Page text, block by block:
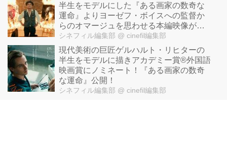
半生をモデルにした『ある画家の数奇な
運命』よりヨーゼフ・ボイスへの監督か
らのオマージュを思わせる本編映像が公
開！
シネフィル編集部 @ cinefil編集部
現代美術の巨匠ゲルハルト・リヒターの
半生をモデルに描きアカデミー賞®外国語
映画賞にノミネート！『ある画家の数奇
な運命』公開！
シネフィル編集部 @ cinefil編集部